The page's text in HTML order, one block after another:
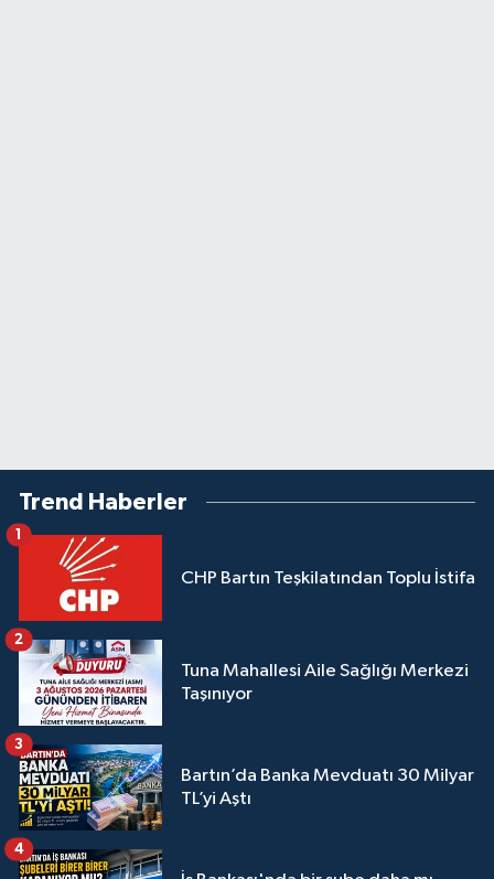
Trend Haberler
CHP Bartın Teşkilatından Toplu İstifa
1
Tuna Mahallesi Aile Sağlığı Merkezi
Taşınıyor
2
Bartın’da Banka Mevduatı 30 Milyar
TL’yi Aştı
3
4